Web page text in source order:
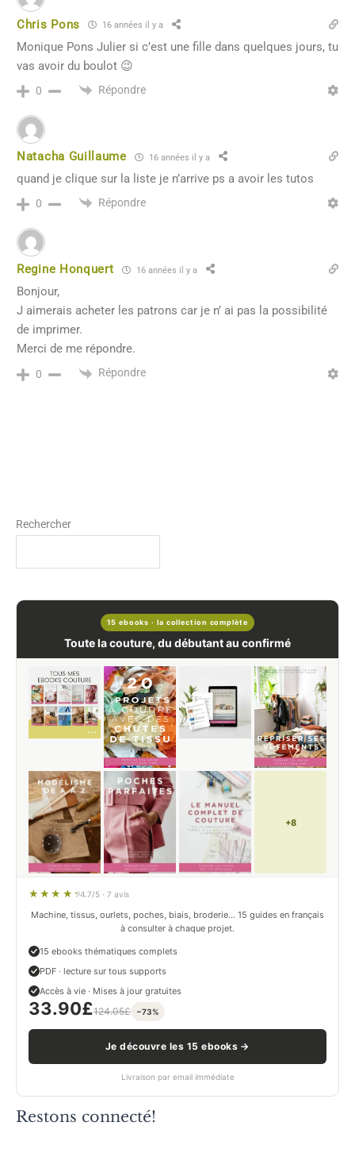
Chris Pons 16 années il y a
Monique Pons Julier si c’est une fille dans quelques jours, tu
vas avoir du boulot 😉
0 Répondre
Natacha Guillaume 16 années il y a
quand je clique sur la liste je n’arrive ps a avoir les tutos
0 Répondre
Regine Honquert 16 années il y a
Bonjour,
J aimerais acheter les patrons car je n’ ai pas la possibilité
de imprimer.
Merci de me répondre.
0 Répondre
Rechercher
15 ebooks · la collection complète
Toute la couture, du débutant au confirmé
+8
4.7/5 · 7 avis
Machine, tissus, ourlets, poches, biais, broderie… 15 guides en français
à consulter à chaque projet.
15 ebooks thématiques complets
PDF · lecture sur tous supports
Accès à vie · Mises à jour gratuites
33.90£124.05£ −73%
Je découvre les 15 ebooks →
Livraison par email immédiate
Restons connecté!